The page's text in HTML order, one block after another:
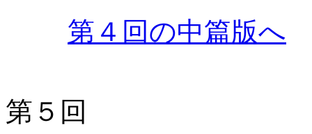
第４回の中篇版へ
第５回